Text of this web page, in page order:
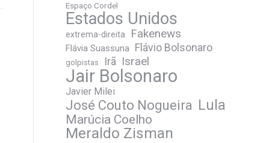
Espaço Cordel
Estados Unidos
extrema-direita Fakenews
Flávia Suassuna Flávio Bolsonaro
golpistas Irã Israel
Jair Bolsonaro
Javier Milei
José Couto Nogueira Lula
Marúcia Coelho
Meraldo Zisman